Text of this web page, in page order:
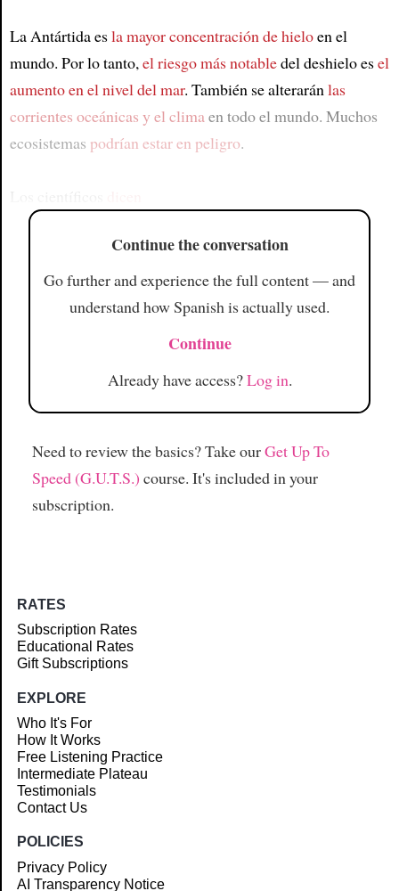
La Antártida esla mayor concentración de hieloen el
mundo. Por lo tanto,el riesgo más notabledel deshielo esel
aumento en el nivel del mar. También se alteraránlas
corrientes oceánicas y el climaen todo el mundo. Muchos
ecosistemas podrían estar en peligro.
Continue the conversation
Go further and experience the full content — and
understand how Spanish is actually used.
Continue
Already have access?Log in.
Need to review the basics? Take ourGet Up To
Speed (G.U.T.S.) course. It's included in your
subscription.
RATES
Subscription Rates
Educational Rates
Gift Subscriptions
EXPLORE
Who It's For
How It Works
Free Listening Practice
Intermediate Plateau
Testimonials
Contact Us
POLICIES
Privacy Policy
AI Transparency Notice